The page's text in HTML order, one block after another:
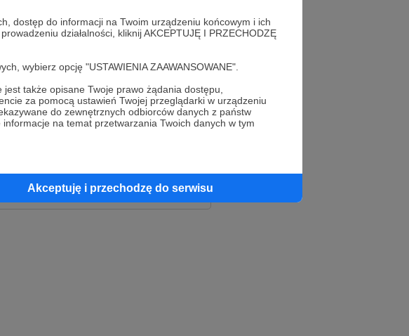
dostęp do informacji na Twoim urządzeniu końcowym i ich
działalności, kliknij AKCEPTUJĘ I PRZECHODZĘ
wybierz opcję "USTAWIENIA ZAAWANSOWANE".
także opisane Twoje prawo żądania dostępu,
za pomocą ustawień Twojej przeglądarki w urządzeniu
do zewnętrznych odbiorców danych z państw
na temat przetwarzania Twoich danych w tym
Akceptuję i przechodzę do serwisu
lub
Kontynuuj z Apple